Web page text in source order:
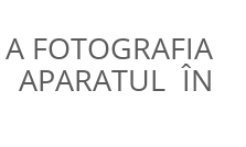
FOTOGRAFIA
ÎN